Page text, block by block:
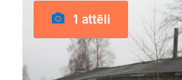
1 attēli